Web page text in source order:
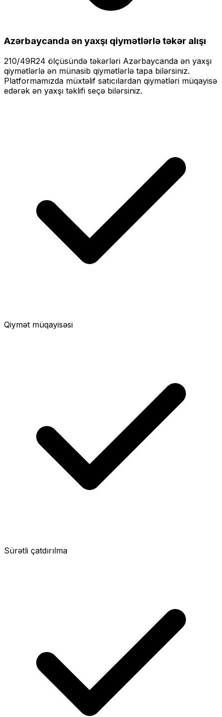
Azərbaycanda ən yaxşı qiymətlərlətəkər alışı
210/49R24 ölçüsündə təkərləri Azərbaycanda ən yaxşı
qiymətlərlə ən münasib qiymətlərlə tapa bilərsiniz.
Platformamızda müxtəlif satıcılardan qiymətləri müqayisə
edərək ən yaxşı təklifi seçə bilərsiniz.
Qiymət müqayisəsi
Sürətli çatdırılma